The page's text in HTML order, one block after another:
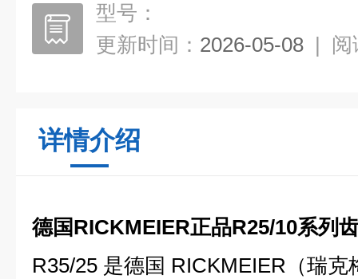
型号：
更新时间： 2026-05-08 | 阅
详情介绍
德国RICKMEIER正品R25/10系列
R35/25 是德国 RICKMEIER（瑞